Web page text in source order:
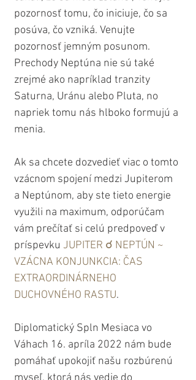
pozornosť tomu, čo iniciuje, čo sa
posúva, čo vzniká. Venujte
pozornosť jemným posunom.
Prechody Neptúna nie sú také
zrejmé ako napríklad tranzity
Saturna, Uránu alebo Pluta, no
napriek tomu nás hlboko formujú a
menia.
Ak sa chcete dozvedieť viac o tomto
vzácnom spojení medzi Jupiterom
a Neptúnom, aby ste tieto energie
využili na maximum, odporúčam
vám prečítať si celú predpoveď v
príspevku JUPITER ☌ NEPTÚN ~
VZÁCNA KONJUNKCIA: ČAS
EXTRAORDINÁRNEHO
DUCHOVNÉHO RASTU.
Diplomatický Spln Mesiaca vo
Váhach 16. apríla 2022 nám bude
pomáhať upokojiť našu rozbúrenú